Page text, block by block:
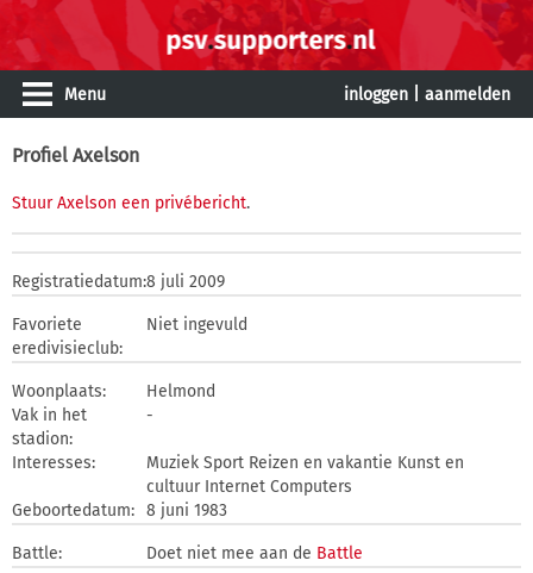
Menu inloggen aanmelden
Profiel Axelson
Stuur Axelson een privébericht.
Registratiedatum:8 juli 2009
Favoriete
eredivisieclub:
Niet ingevuld
Woonplaats:
Helmond
Vak in het
stadion:
-
Interesses:
Muziek Sport Reizen en vakantie Kunst en
cultuur Internet Computers
Geboortedatum: 8 juni 1983
Battle: Doet niet mee aan de Battle